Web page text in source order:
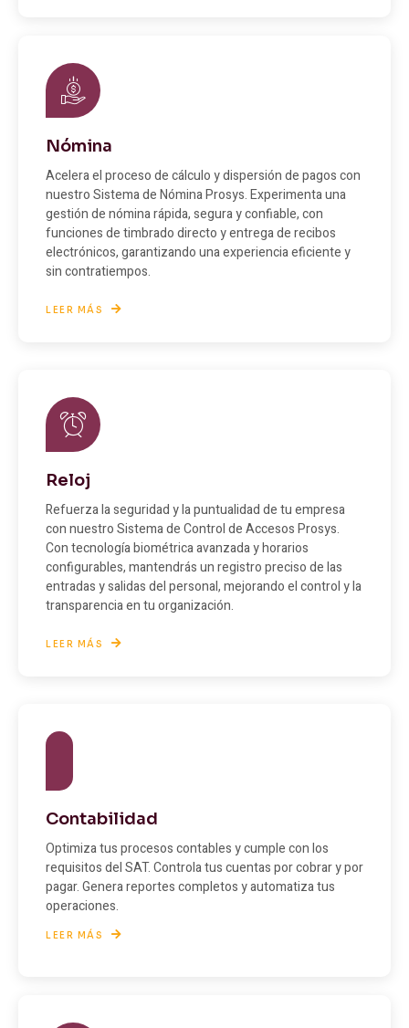
Nómina
Acelera el proceso de cálculo y dispersión de pagos con
nuestro Sistema de Nómina Prosys. Experimenta una
gestión de nómina rápida, segura y confiable, con
funciones de timbrado directo y entrega de recibos
electrónicos, garantizando una experiencia eficiente y
sin contratiempos.
LEER MÁS
Reloj
Refuerza la seguridad y la puntualidad de tu empresa
con nuestro Sistema de Control de Accesos Prosys.
Con tecnología biométrica avanzada y horarios
configurables, mantendrás un registro preciso de las
entradas y salidas del personal, mejorando el control y la
transparencia en tu organización.
LEER MÁS
Contabilidad
Optimiza tus procesos contables y cumple con los
requisitos del SAT. Controla tus cuentas por cobrar y por
pagar. Genera reportes completos y automatiza tus
operaciones.
LEER MÁS